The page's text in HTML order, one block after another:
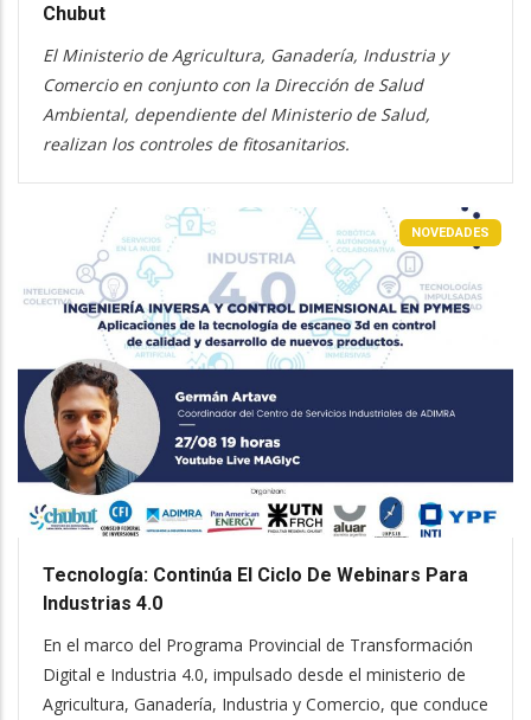
Chubut
El Ministerio de Agricultura, Ganadería, Industria y
Comercio en conjunto con la Dirección de Salud
Ambiental, dependiente del Ministerio de Salud,
realizan los controles de fitosanitarios.
NOVEDADES
Tecnología: Continúa El Ciclo De Webinars Para
Industrias 4.0
En el marco del Programa Provincial de Transformación
Digital e Industria 4.0, impulsado desde el ministerio de
Agricultura, Ganadería, Industria y Comercio, que conduce